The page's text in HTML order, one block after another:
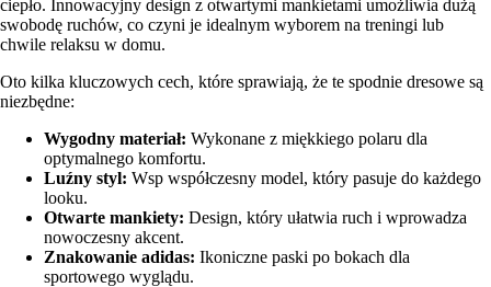
ciepło. Innowacyjny design z otwartymi mankietami umożliwia dużą
swobodę ruchów, co czyni je idealnym wyborem na treningi lub
chwile relaksu w domu.
Oto kilka kluczowych cech, które sprawiają, że te spodnie dresowe są
niezbędne:
Wygodny materiał: Wykonane z miękkiego polaru dla
optymalnego komfortu.
Luźny styl: Wsp współczesny model, który pasuje do każdego
looku.
Otwarte mankiety: Design, który ułatwia ruch i wprowadza
nowoczesny akcent.
Znakowanie adidas: Ikoniczne paski po bokach dla
sportowego wyglądu.